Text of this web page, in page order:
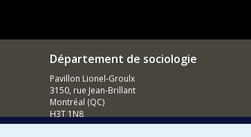
Département de sociologie
Pavillon Lionel-Groulx
3150, rue Jean-Brillant
Montréal (QC)
H3T 1N8